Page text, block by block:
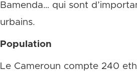
Bamenda… qui sont
urbains.
Population
Le Cameroun compte 240